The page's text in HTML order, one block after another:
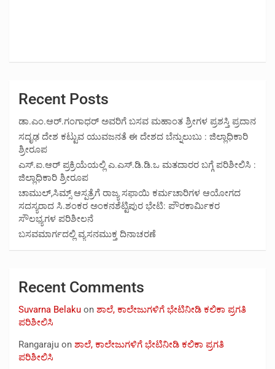
Recent Posts
ಡಾ.ಎಂ.ಆರ್.ಗಂಗಾಧರ್ ಅವರಿಗೆ ಬಸವ ಮಹಾಂತ ಶ್ರೀಗಳ ಪ್ರಶಸ್ತಿ ಪ್ರದಾನ
ಸದೃಢ ದೇಶ ಕಟ್ಟುವ ಯುವಜನತೆ ಈ ದೇಶದ ಬೆನ್ನುಲುಬು : ಜಿಲ್ಲಾಧಿಕಾರಿ
ಶ್ರೀರೂಪ
ಎಸ್.ಐ.ಆರ್ ಪ್ರಕ್ರಿಯೆಯಲ್ಲಿ ಎ.ಎಸ್.ಡಿ.ಡಿ.ಒ ಮತದಾರರ ಬಗ್ಗೆ ಪರಿಶೀಲಿಸಿ :
ಜಿಲ್ಲಾಧಿಕಾರಿ ಶ್ರೀರೂಪ
ಚಾಮುಲ್,ಸಿಮ್ಸ್ ಆಸ್ಪತ್ರೆಗೆ ರಾಜ್ಯ ಸಫಾಯಿ ಕರ್ಮಚಾರಿಗಳ ಆಯೋಗದ
ಸದಸ್ಯರಾದ ಸಿ.ಶಂಕರ ಅಂಕನಶೆಟ್ಟಿಪುರ ಭೇಟಿ: ಪೌರಕಾರ್ಮಿಕರ
ಸೌಲಭ್ಯಗಳ ಪರಿಶೀಲನೆ
ಬಸವಮಾರ್ಗದಲ್ಲಿ ವ್ಯಸನಮುಕ್ತ ದಿನಾಚರಣೆ
Recent Comments
Suvarna Belaku on ಶಾಲೆ, ಕಾಲೇಜುಗಳಿಗೆ ಭೇಟಿನೀಡಿ ಕಲಿಕಾ ಪ್ರಗತಿ
ಪರಿಶೀಲಿಸಿ
Rangaraju on ಶಾಲೆ, ಕಾಲೇಜುಗಳಿಗೆ ಭೇಟಿನೀಡಿ ಕಲಿಕಾ ಪ್ರಗತಿ
ಪರಿಶೀಲಿಸಿ